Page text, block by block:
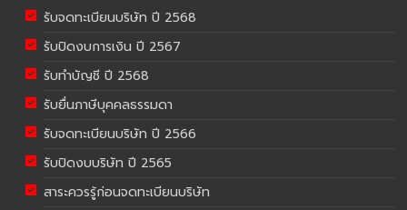
รับจดทะเบียนบริษัท ปี 2568
รับปิดงบการเงิน ปี 2567
รับทำบัญชี ปี 2568
รับยื่นภาษีบุคคลธรรมดา
รับจดทะเบียนบริษัท ปี 2566
รับปิดงบบริษัท ปี 2565
สาระควรรู้ก่อนจดทะเบียนบริษัท